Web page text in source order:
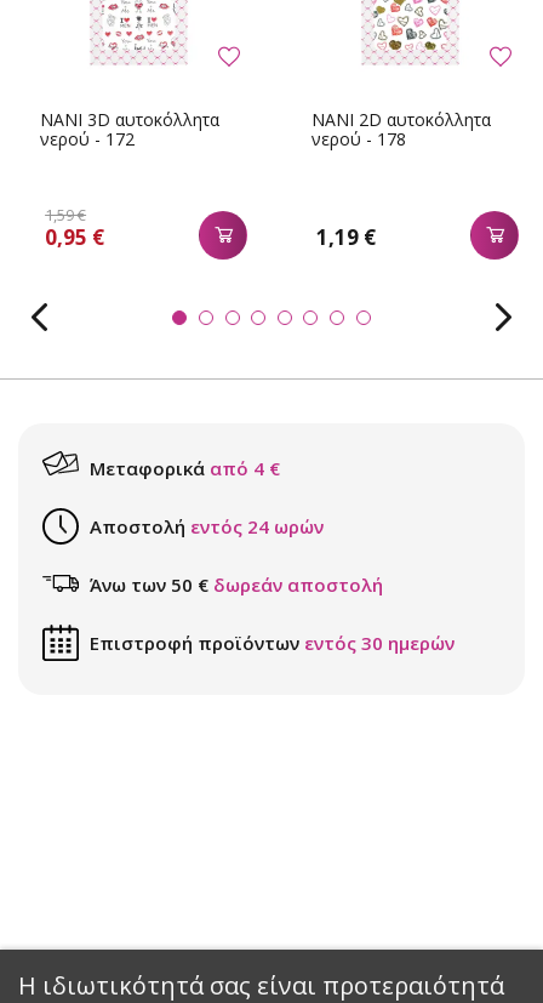
Η ιδιωτικότητά σας είναι προτεραιότητά
NANI 3D αυτοκόλλητα
νερού - 172
1,59 €
0,95 €
NANI 2D αυτοκόλλητα
νερού - 178
1,19 €
Μεταφορικά από 4 €
Αποστολή εντός 24 ωρών
Άνω των 50 € δωρεάν αποστολή
Επιστροφή προϊόντων εντός 30 ημερών